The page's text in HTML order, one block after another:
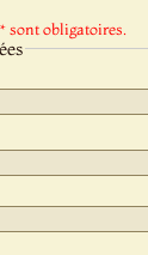
sont obligatoires.